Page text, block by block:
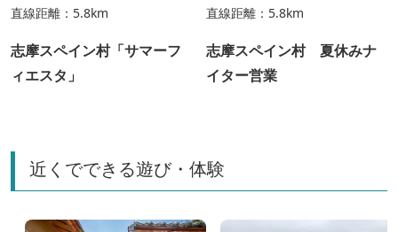
直線距離：5.8km
志摩スペイン村「サマーフ
ィエスタ」
直線距離：5.8km
志摩スペイン村 夏休みナ
イター営業
近くでできる遊び・体験